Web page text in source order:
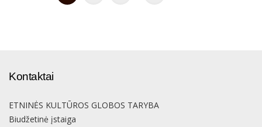
Kontaktai
ETNINĖS KULTŪROS GLOBOS TARYBA
Biudžetinė įstaiga